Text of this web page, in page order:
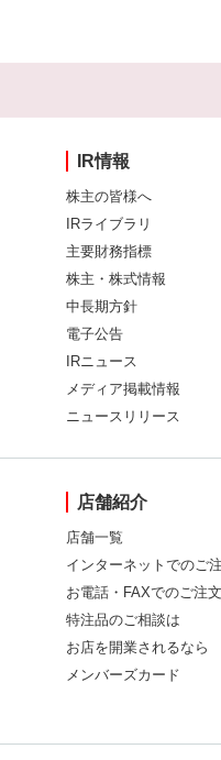
IR情報
株主の皆様へ
IRライブラリ
主要財務指標
株主・株式情報
中長期方針
電子公告
IRニュース
メディア掲載情報
ニュースリリース
店舗紹介
店舗一覧
インターネットでのご
お電話・FAXでのご注
特注品のご相談は
お店を開業されるなら
メンバーズカード